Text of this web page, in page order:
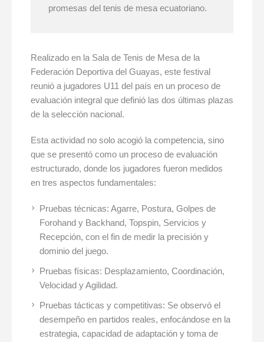
promesas del tenis de mesa ecuatoriano.
Realizado en la Sala de Tenis de Mesa de la
Federación Deportiva del Guayas, este festival
reunió a jugadores U11 del país en un proceso de
evaluación integral que definió las dos últimas plazas
de la selección nacional.
Esta actividad no solo acogió la competencia, sino
que se presentó como un proceso de evaluación
estructurado, donde los jugadores fueron medidos
en tres aspectos fundamentales:
Pruebas técnicas: Agarre, Postura, Golpes de
Forohand y Backhand, Topspin, Servicios y
Recepción, con el fin de medir la precisión y
dominio del juego.
Pruebas físicas: Desplazamiento, Coordinación,
Velocidad y Agilidad.
Pruebas tácticas y competitivas: Se observó el
desempeño en partidos reales, enfocándose en la
estrategia, capacidad de adaptación y toma de